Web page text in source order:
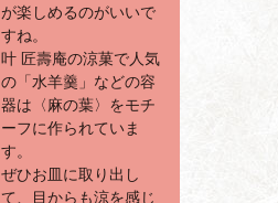
が楽しめるのがいいで
すね。
叶 匠壽庵の涼菓で人気
の「水羊羹」などの容
器は〈麻の葉〉をモチ
ーフに作られていま
す。
ぜひお皿に取り出し
て、目からも涼を感じ